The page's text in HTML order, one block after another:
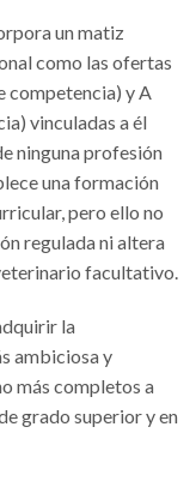
un matiz
como las ofertas
competencia) y A
vinculadas a él
ninguna profesión
una formación
pero ello no
regulada ni altera
facultativo.
la
ambiciosa y
más completos a
grado superior y en